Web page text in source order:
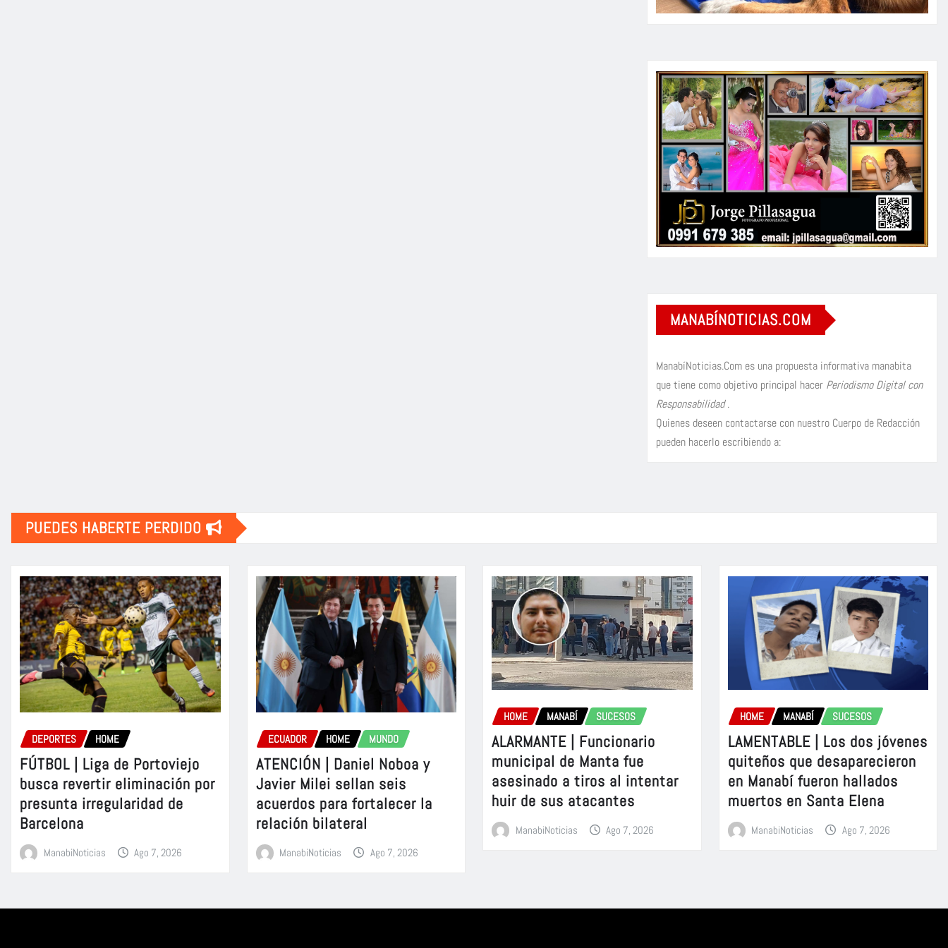
MANABÍNOTICIAS.COM
ManabíNoticias.Com es una propuesta informativa manabita
que tiene como objetivo principal hacer Periodismo Digital con
Responsabilidad.
Quienes deseen contactarse con nuestro Cuerpo de Redacción
pueden hacerlo escribiendo a:
PUEDES HABERTE PERDIDO
DEPORTES HOME
FÚTBOL | Liga de Portoviejo
busca revertir eliminación por
presunta irregularidad de
Barcelona
ManabiNoticias Ago 7, 2026
ECUADOR HOME MUNDO
ATENCIÓN | Daniel Noboa y
Javier Milei sellan seis
acuerdos para fortalecer la
relación bilateral
ManabiNoticias Ago 7, 2026
HOME MANABÍ SUCESOS
ALARMANTE | Funcionario
municipal de Manta fue
asesinado a tiros al intentar
huir de sus atacantes
ManabiNoticias Ago 7, 2026
HOME MANABÍ SUCESOS
LAMENTABLE | Los dos jóvenes
quiteños que desaparecieron
en Manabí fueron hallados
muertos en Santa Elena
ManabiNoticias Ago 7, 2026